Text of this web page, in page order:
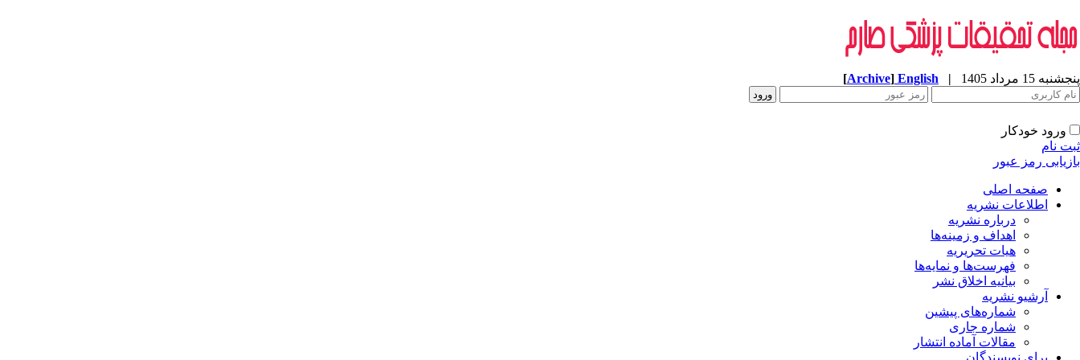
پنجشنبه 15 مرداد 1405 |
English
[Archive]
ورود خودکار
ثبت نام
بازیابی رمز عبور
صفحه اصلی
اطلاعات نشریه
درباره نشریه
اهداف و زمینه‌ها
هیات تحریریه
فهرست‌ها و نمایه‌ها
بیانیه اخلاق نشر
آرشیو نشریه
شماره‌های پیشین
شماره جاری
مقالات آماده انتشار
برای نویسندگان